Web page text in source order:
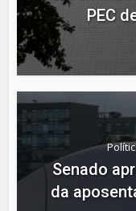
PEC
Senado
da